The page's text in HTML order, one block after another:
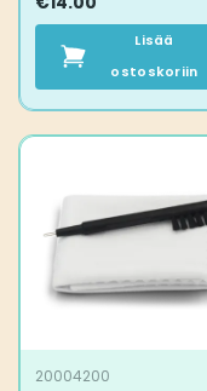
Lisää
ostoskoriin
20004200